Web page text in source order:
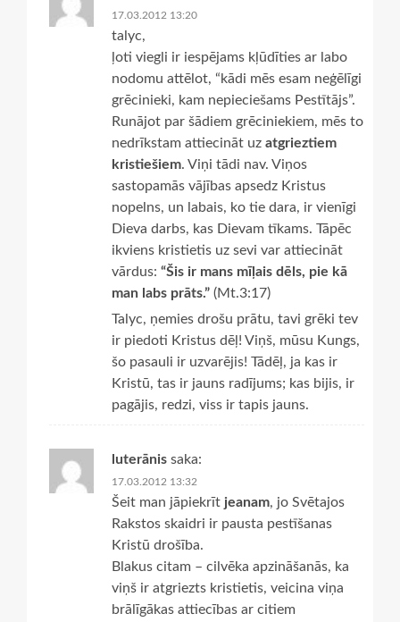
17.03.2012 13:20
talyc,
ļoti viegli ir iespējams kļūdīties ar labo
nodomu attēlot, “kādi mēs esam neģēlīgi
grēcinieki, kam nepieciešams Pestītājs”.
Runājot par šādiem grēciniekiem, mēs to
nedrīkstam attiecināt uz atgrieztiem
kristiešiem. Viņi tādi nav. Viņos
sastopamās vājības apsedz Kristus
nopelns, un labais, ko tie dara, ir vienīgi
Dieva darbs, kas Dievam tīkams. Tāpēc
ikviens kristietis uz sevi var attiecināt
vārdus: “Šis ir mans mīļais dēls, pie kā
man labs prāts.” (Mt.3:17)
Talyc, ņemies drošu prātu, tavi grēki tev
ir piedoti Kristus dēļ! Viņš, mūsu Kungs,
šo pasauli ir uzvarējis! Tādēļ, ja kas ir
Kristū, tas ir jauns radījums; kas bijis, ir
pagājis, redzi, viss ir tapis jauns.
luterānis saka:
17.03.2012 13:32
Šeit man jāpiekrīt jeanam, jo Svētajos
Rakstos skaidri ir pausta pestīšanas
Kristū drošība.
Blakus citam – cilvēka apzināšanās, ka
viņš ir atgriezts kristietis, veicina viņa
brālīgākas attiecības ar citiem